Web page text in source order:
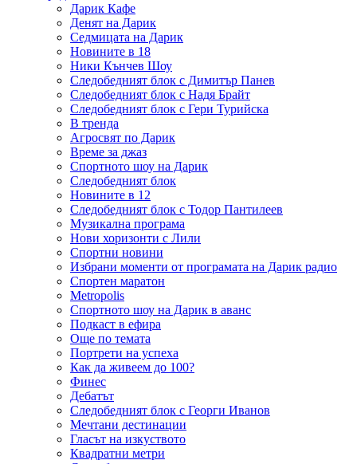
Дарик Кафе
Денят на Дарик
Седмицата на Дарик
Новините в 18
Ники Кънчев Шоу
Следобедният блок с Димитър Панев
Следобедният блок с Надя Брайт
Следобедният блок с Гери Турийска
В тренда
Агросвят по Дарик
Време за джаз
Спортното шоу на Дарик
Следобедният блок
Новините в 12
Следобедният блок с Тодор Пантилеев
Музикална програма
Нови хоризонти с Лили
Спортни новини
Избрани моменти от програмата на Дарик радио
Спортен маратон
Metropolis
Спортното шоу на Дарик в аванс
Подкаст в ефира
Още по темата
Портрети на успеха
Как да живеем до 100?
Финес
Дебатът
Следобедният блок с Георги Иванов
Мечтани дестинации
Гласът на изкуството
Квадратни метри